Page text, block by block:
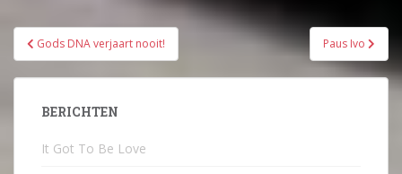
Bericht
navigatie
Gods DNA verjaart nooit! Paus Ivo
BERICHTEN
It Got To Be Love